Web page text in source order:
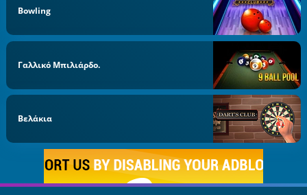
Bowling
Γαλλικό Μπιλιάρδο.
Βελάκια